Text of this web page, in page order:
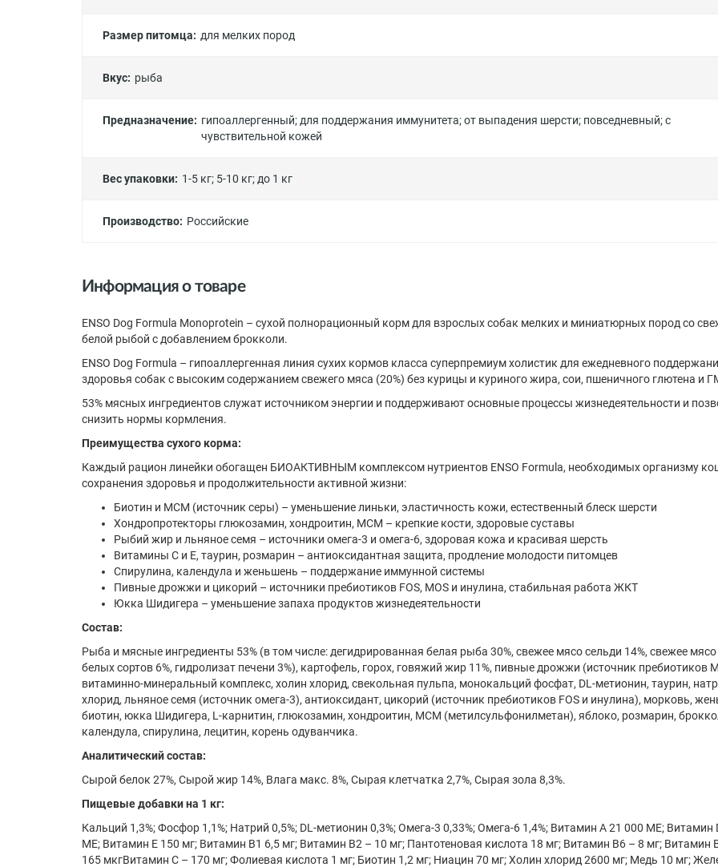
Размер питомца: для мелких пород
Вкус: рыба
Предназначение: гипоаллергенный; для поддержания иммунитета;от выпадения шерсти; повседневный;с
чувствительной кожей
Вес упаковки: 1-5 кг; 5-10 кг; до 1 кг
Производство: Российские
Информация о товаре
ENSO Dog Formula Monoprotein – сухой полнорационный корм для взрослых собак мелких и миниатюрных пород со
белой рыбой с добавлением брокколи.
ENSO Dog Formula – гипоаллергенная линия сухих кормов класса суперпремиум холистик для ежедневного
здоровья собак с высоким содержанием свежего мяса (20%) без курицы и куриного жира, сои, пшеничного глютена и
53% мясных ингредиентов служат источником энергии и поддерживают основные процессы жизнедеятельности и
снизить нормы кормления.
Преимущества сухого корма:
Каждый рацион линейки обогащен БИОАКТИВНЫМ комплексом нутриентов ENSO Formula, необходимых организму
сохранения здоровья и продолжительности активной жизни:
Биотин и МСМ (источник серы) – уменьшение линьки, эластичность кожи, естественный блеск шерсти
Хондропротекторы глюкозамин, хондроитин, МСМ – крепкие кости, здоровые суставы
Рыбий жир и льняное семя – источники омега-3 и омега-6, здоровая кожа и красивая шерсть
Витамины С и Е, таурин, розмарин – антиоксидантная защита, продление молодости питомцев
Спирулина, календула и женьшень – поддержание иммунной системы
Пивные дрожжи и цикорий – источники пребиотиков FOS, MOS и инулина, стабильная работа ЖКТ
Юкка Шидигера – уменьшение запаха продуктов жизнедеятельности
Состав:
Рыба и мясные ингредиенты 53% (в том числе: дегидрированная белая рыба 30%, свежее мясо сельди 14%, свежее
белых сортов 6%, гидролизат печени 3%), картофель, горох, говяжий жир 11%, пивные дрожжи (источник пребиотиков
витаминно-минеральный комплекс, холин хлорид, свекольная пульпа, монокальций фосфат, DL-метионин, таурин,
хлорид, льняное семя (источник омега-3), антиоксидант, цикорий (источник пребиотиков FOS и инулина), морковь,
биотин, юкка Шидигера, L-карнитин, глюкозамин, хондроитин, МСМ (метилсульфонилметан), яблоко, розмарин,
календула, спирулина, лецитин, корень одуванчика.
Аналитический состав:
Сырой белок 27%, Сырой жир 14%, Влага макс. 8%, Сырая клетчатка 2,7%, Сырая зола 8,3%.
Пищевые добавки на 1 кг:
Кальций 1,3%; Фосфор 1,1%; Натрий 0,5%; DL-метионин 0,3%; Омега-3 0,33%; Омега-6 1,4%; Витамин А 21 000 МЕ; Витамин
МЕ; Витамин Е 150 мг; Витамин В1 6,5 мг; Витамин В2 – 10 мг; Пантотеновая кислота 18 мг; Витамин В6 – 8 мг; Витамин
165 мкгВитамин С – 170 мг; Фолиевая кислота 1 мг; Биотин 1,2 мг; Ниацин 70 мг; Холин хлорид 2600 мг; Медь 10 мг;